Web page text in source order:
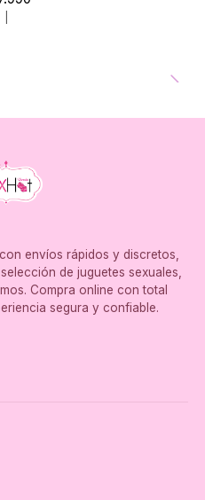
envíos rápidos y discretos,
de juguetes sexuales,
Compra online con total
segura y confiable.